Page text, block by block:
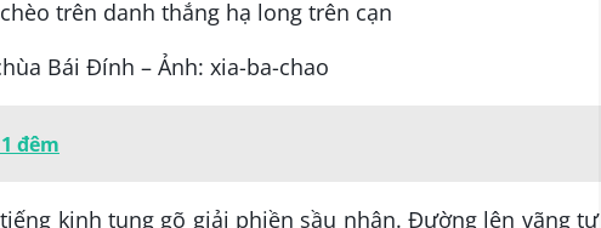
Bái Đính – Ảnh: xia-ba-chao
đêm
kinh tụng gõ giải phiền sầu nhân. Đường lên vãng tự